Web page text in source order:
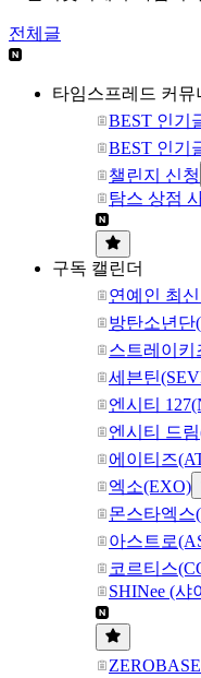
전체글
타임스프레드 커뮤
BEST 인기
BEST 인기
챌린지 신청
탐스 상점
구독 캘린더
연예인 최
방탄소년단
스트레이키
세븐틴
엔시티
엔시티 드
에이티즈
엑소(EXO)
몬스타엑스
아스트로
코르티스
SHINee (샤